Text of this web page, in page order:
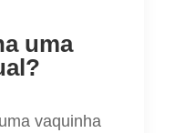
uma
vaquinha